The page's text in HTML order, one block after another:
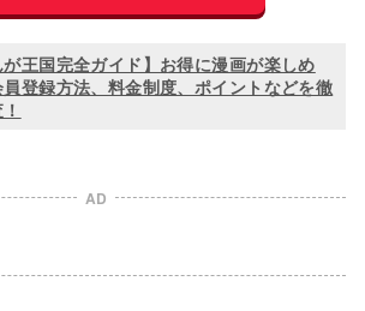
が王国完全ガイド】お得に漫画が楽しめ
員登録方法、料金制度、ポイントなどを徹
AD